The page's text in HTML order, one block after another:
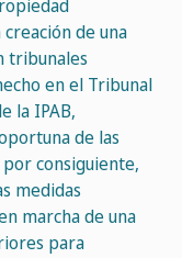
de una
tribunales
en el Tribunal
la IPAB,
de las
por consiguiente,
medidas
marcha de una
para